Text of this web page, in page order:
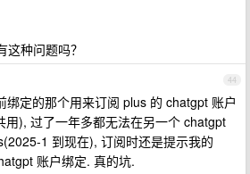
种问题吗？
44
绑定的那个用来订阅 plus 的 chatgpt 账户
用), 过了一年多都无法在另一个 chatgpt
1 到现在), 订阅时还是提示我的
账户绑定. 真的坑.